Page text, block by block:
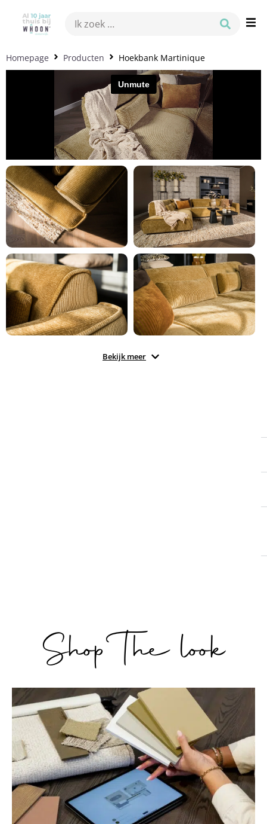
Homepage Producten Hoekbank Martinique
Bekijk meer
Shop The look